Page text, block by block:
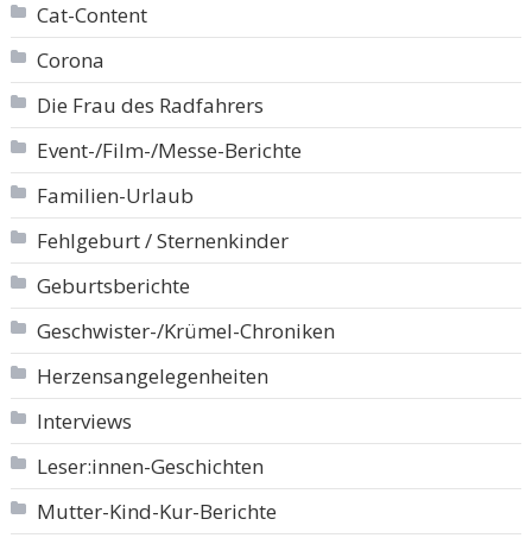
Cat-Content
Corona
Die Frau des Radfahrers
Event-/Film-/Messe-Berichte
Familien-Urlaub
Fehlgeburt / Sternenkinder
Geburtsberichte
Geschwister-/Krümel-Chroniken
Herzensangelegenheiten
Interviews
Leser:innen-Geschichten
Mutter-Kind-Kur-Berichte